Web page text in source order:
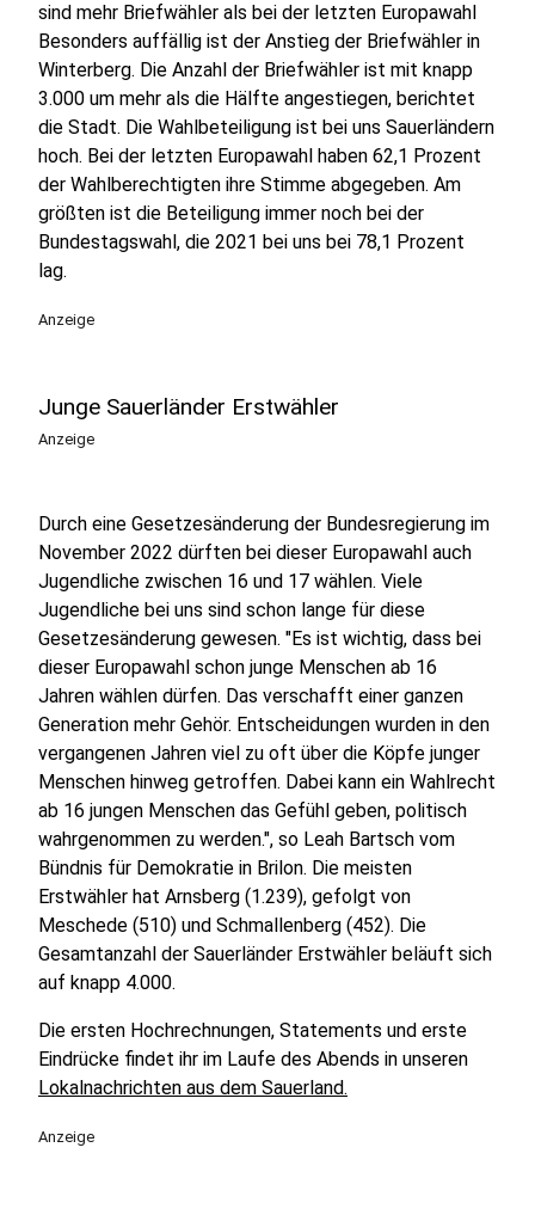
sind mehr Briefwähler als bei der letzten Europawahl
Besonders auffällig ist der Anstieg der Briefwähler in
Winterberg. Die Anzahl der Briefwähler ist mit knapp
3.000 um mehr als die Hälfte angestiegen, berichtet
die Stadt. Die Wahlbeteiligung ist bei uns Sauerländern
hoch. Bei der letzten Europawahl haben 62,1 Prozent
der Wahlberechtigten ihre Stimme abgegeben. Am
größten ist die Beteiligung immer noch bei der
Bundestagswahl, die 2021 bei uns bei 78,1 Prozent
lag.
Anzeige
Junge Sauerländer Erstwähler
Anzeige
Durch eine Gesetzesänderung der Bundesregierung im
November 2022 dürften bei dieser Europawahl auch
Jugendliche zwischen 16 und 17 wählen. Viele
Jugendliche bei uns sind schon lange für diese
Gesetzesänderung gewesen. "Es ist wichtig, dass bei
dieser Europawahl schon junge Menschen ab 16
Jahren wählen dürfen. Das verschafft einer ganzen
Generation mehr Gehör. Entscheidungen wurden in den
vergangenen Jahren viel zu oft über die Köpfe junger
Menschen hinweg getroffen. Dabei kann ein Wahlrecht
ab 16 jungen Menschen das Gefühl geben, politisch
wahrgenommen zu werden.", so Leah Bartsch vom
Bündnis für Demokratie in Brilon. Die meisten
Erstwähler hat Arnsberg (1.239), gefolgt von
Meschede (510) und Schmallenberg (452). Die
Gesamtanzahl der Sauerländer Erstwähler beläuft sich
auf knapp 4.000.
Die ersten Hochrechnungen, Statements und erste
Eindrücke findet ihr im Laufe des Abends in unseren
Lokalnachrichten aus dem Sauerland.
Anzeige